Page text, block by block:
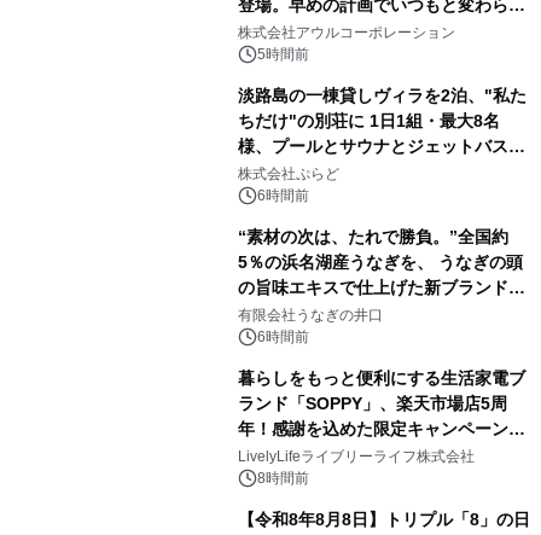
登場。早めの計画でいつもと変わらぬ
大人の冬旅を。ー夕日ヶ浦温泉「佳松
苑 別邸ふうか」ー
株式会社アウルコーポレーション
5時間前
淡路島の一棟貸しヴィラを2泊、"私た
ちだけ"の別荘に 1日1組・最大8名
様、プールとサウナとジェットバス付
きで Villa Mon Temps AWAJIの連泊
素泊りプラン
株式会社ぷらど
6時間前
“素材の次は、たれで勝負。”全国約
5％の浜名湖産うなぎを、 うなぎの頭
の旨味エキスで仕上げた新ブランド
「井口の誉」誕生
有限会社うなぎの井口
6時間前
暮らしをもっと便利にする生活家電ブ
ランド「SOPPY」、楽天市場店5周
年！感謝を込めた限定キャンペーンを
8月10日より開催
LivelyLifeライブリーライフ株式会社
8時間前
【令和8年8月8日】トリプル「8」の日